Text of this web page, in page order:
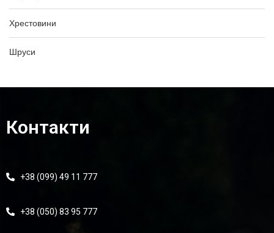
Хрестовини
Шруси
Контакти
+38 (099) 49 11 777
+38 (050) 83 95 777